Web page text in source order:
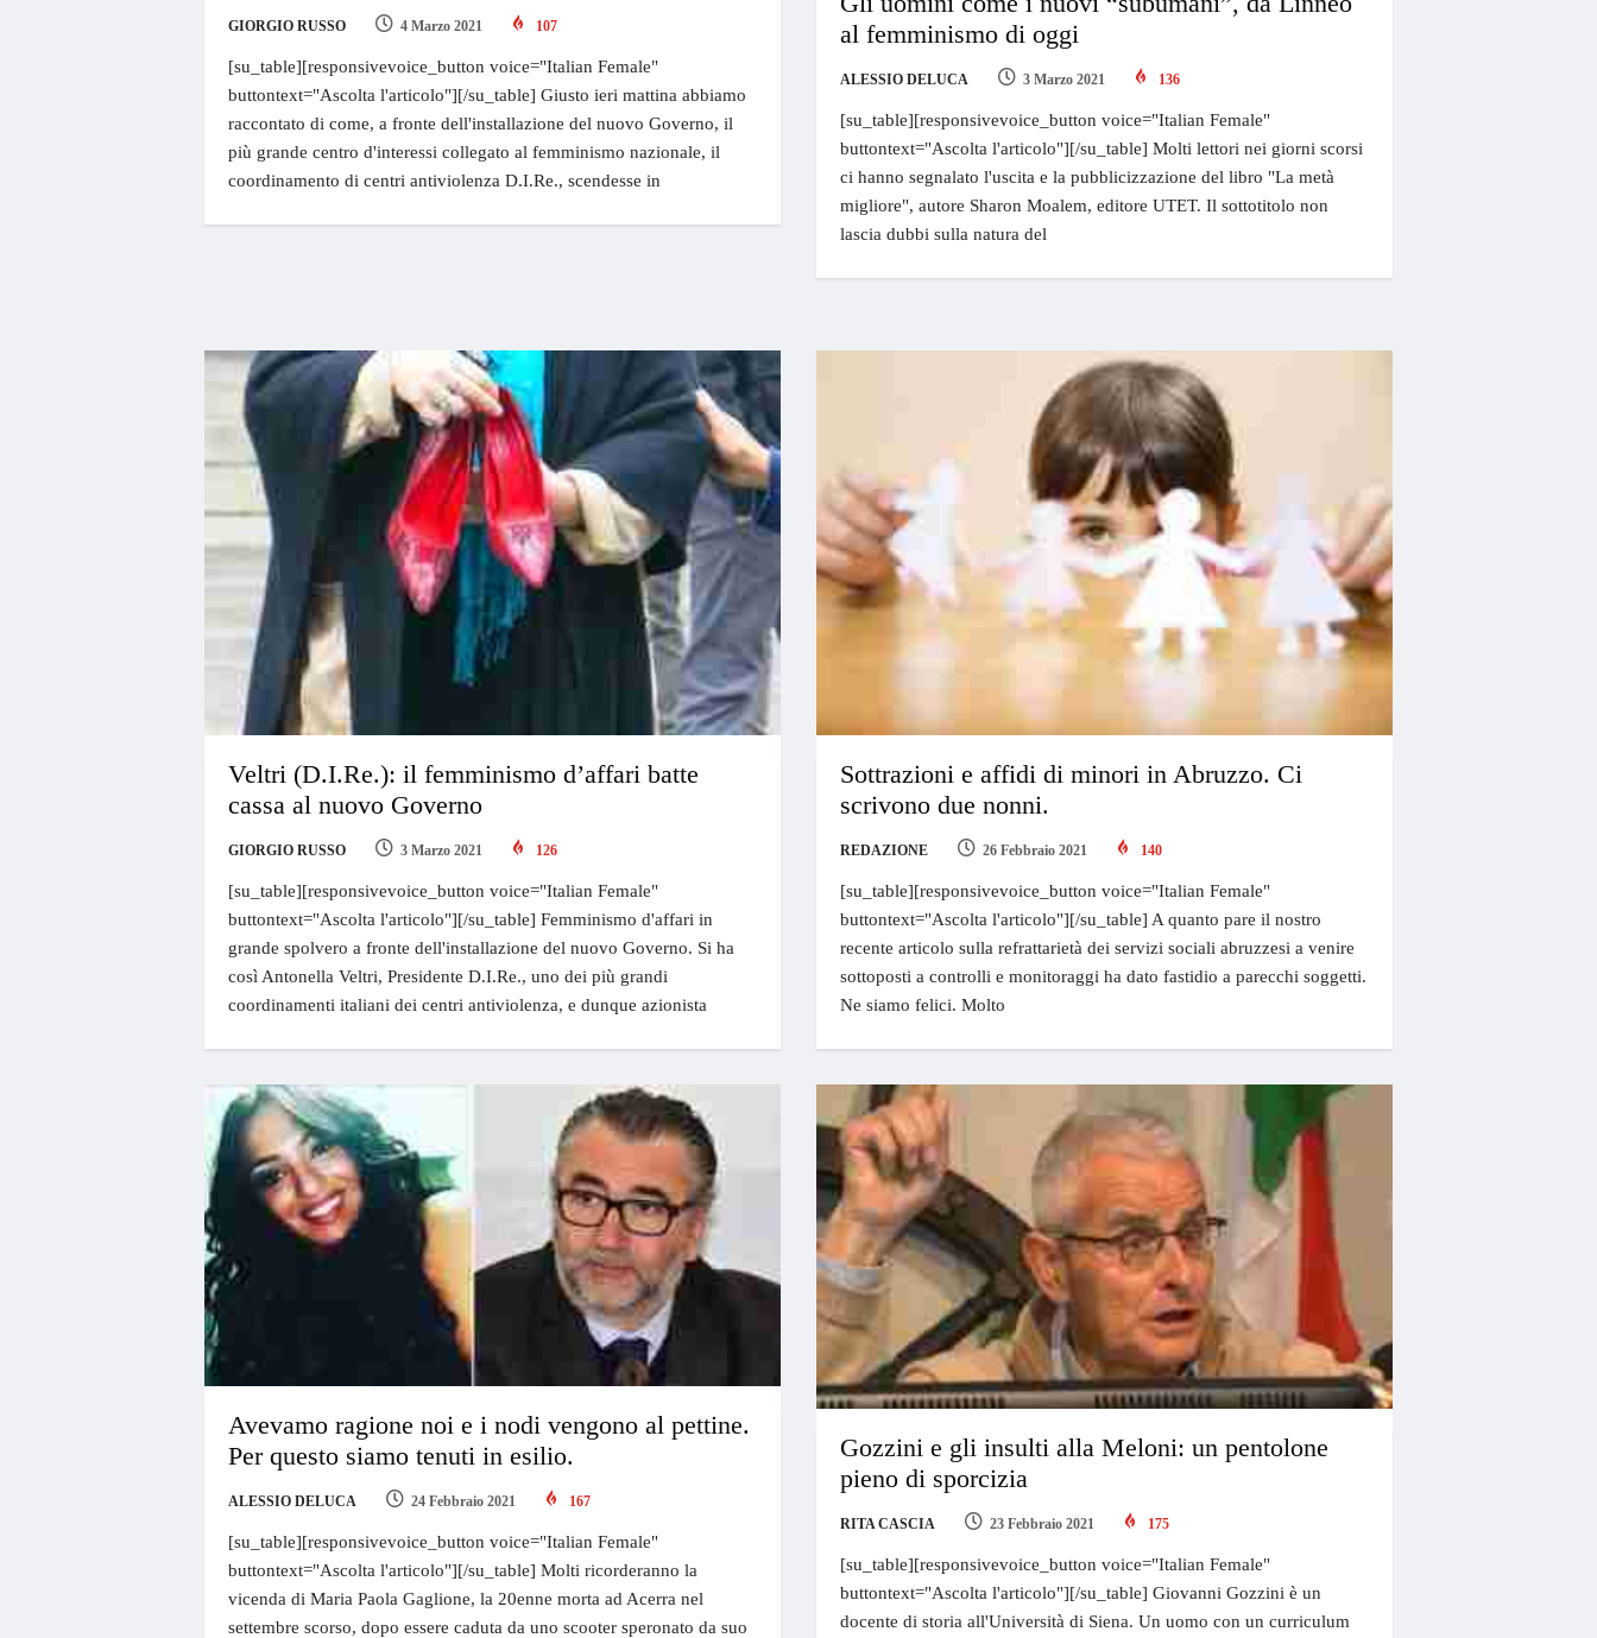
GIORGIO RUSSO 4 Marzo 2021 107
[su_table][responsivevoice_button voice="Italian Female"
buttontext="Ascolta l'articolo"][/su_table] Giusto ieri mattina abbiamo
raccontato di come, a fronte dell'installazione del nuovo Governo, il
più grande centro d'interessi collegato al femminismo nazionale, il
coordinamento di centri antiviolenza D.I.Re., scendesse in
al femminismo di oggi
ALESSIO DELUCA 3 Marzo 2021 136
[su_table][responsivevoice_button voice="Italian Female"
buttontext="Ascolta l'articolo"][/su_table] Molti lettori nei giorni scorsi
ci hanno segnalato l'uscita e la pubblicizzazione del libro "La metà
migliore", autore Sharon Moalem, editore UTET. Il sottotitolo non
lascia dubbi sulla natura del
Veltri (D.I.Re.): il femminismo d’affari batte
cassa al nuovo Governo
GIORGIO RUSSO 3 Marzo 2021 126
[su_table][responsivevoice_button voice="Italian Female"
buttontext="Ascolta l'articolo"][/su_table] Femminismo d'affari in
grande spolvero a fronte dell'installazione del nuovo Governo. Si ha
così Antonella Veltri, Presidente D.I.Re., uno dei più grandi
coordinamenti italiani dei centri antiviolenza, e dunque azionista
Sottrazioni e affidi di minori in Abruzzo. Ci
scrivono due nonni.
REDAZIONE 26 Febbraio 2021 140
[su_table][responsivevoice_button voice="Italian Female"
buttontext="Ascolta l'articolo"][/su_table] A quanto pare il nostro
recente articolo sulla refrattarietà dei servizi sociali abruzzesi a venire
sottoposti a controlli e monitoraggi ha dato fastidio a parecchi soggetti.
Ne siamo felici. Molto
Avevamo ragione noi e i nodi vengono al pettine.
Per questo siamo tenuti in esilio.
ALESSIO DELUCA 24 Febbraio 2021 167
[su_table][responsivevoice_button voice="Italian Female"
buttontext="Ascolta l'articolo"][/su_table] Molti ricorderanno la
vicenda di Maria Paola Gaglione, la 20enne morta ad Acerra nel
settembre scorso, dopo essere caduta da uno scooter speronato da suo
Gozzini e gli insulti alla Meloni: un pentolone
pieno di sporcizia
RITA CASCIA 23 Febbraio 2021 175
[su_table][responsivevoice_button voice="Italian Female"
buttontext="Ascolta l'articolo"][/su_table] Giovanni Gozzini è un
docente di storia all'Università di Siena. Un uomo con un curriculum